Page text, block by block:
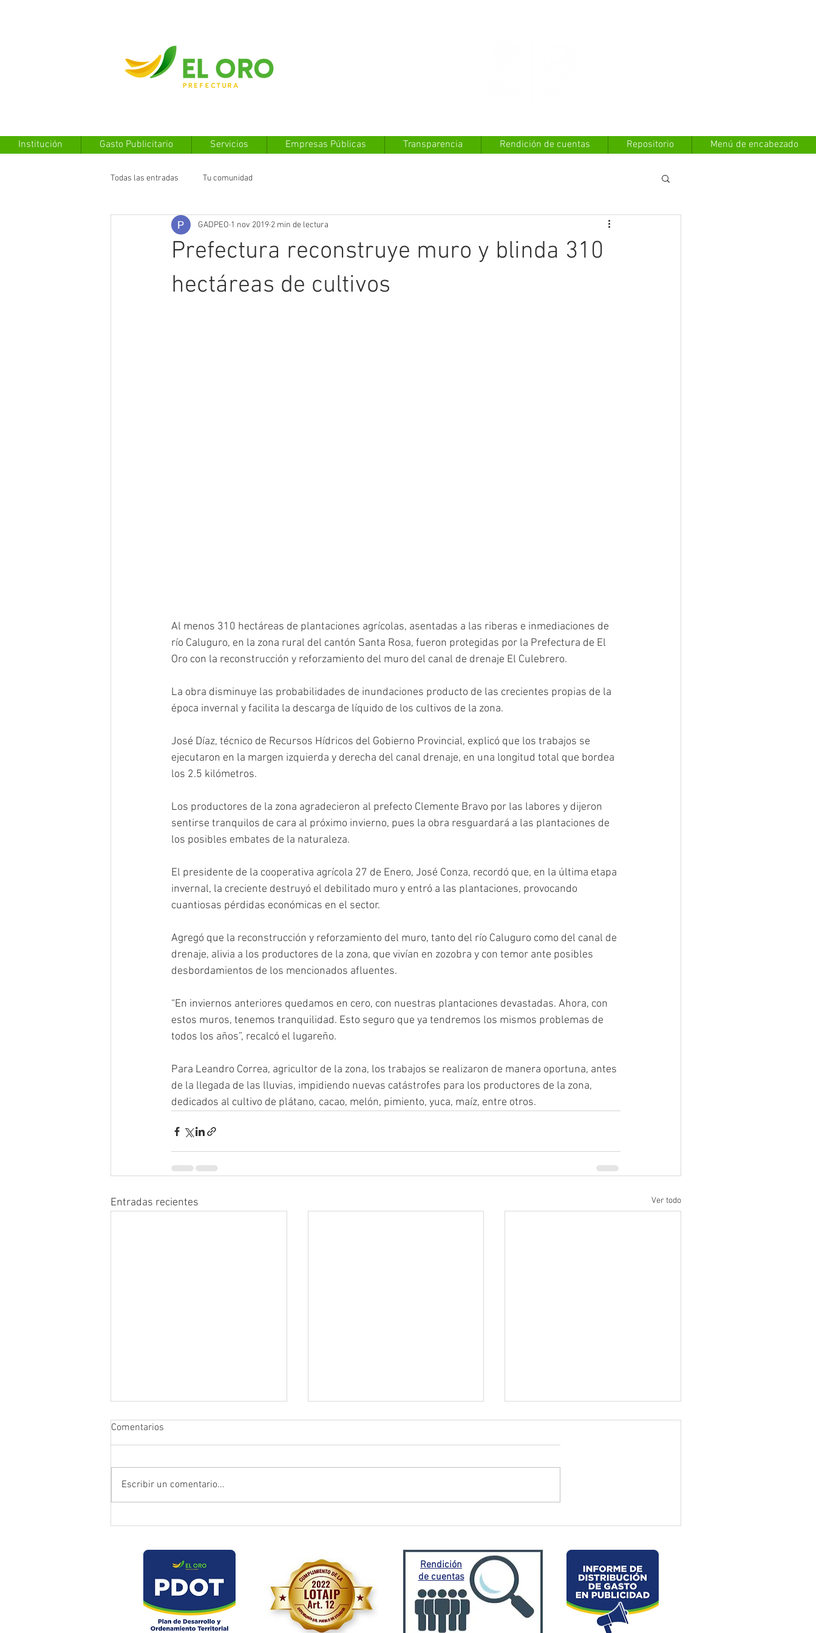
Institución Gasto Publicitario Servicios Empresas Públicas Transparencia Rendición de cuentas Repositorio Menú de encabezado
Todas las entradas Tu comunidad
Prefectura reconstruye muro y blinda 310
hectáreas de cultivos
GADPEO 1 nov 2019 2 min de lectura
Al menos 310 hectáreas de plantaciones agrícolas, asentadas a las riberas e inmediaciones de
río Caluguro, en la zona rural del cantón Santa Rosa, fueron protegidas por la Prefectura de El
Oro con la reconstrucción y reforzamiento del muro del canal de drenaje El Culebrero.
La obra disminuye las probabilidades de inundaciones producto de las crecientes propias de la
época invernal y facilita la descarga de líquido de los cultivos de la zona.
José Díaz, técnico de Recursos Hídricos del Gobierno Provincial, explicó que los trabajos se
ejecutaron en la margen izquierda y derecha del canal drenaje, en una longitud total que bordea
los 2.5 kilómetros.
Los productores de la zona agradecieron al prefecto Clemente Bravo por las labores y dijeron
sentirse tranquilos de cara al próximo invierno, pues la obra resguardará a las plantaciones de
los posibles embates de la naturaleza.
El presidente de la cooperativa agrícola 27 de Enero, José Conza, recordó que, en la última etapa
invernal, la creciente destruyó el debilitado muro y entró a las plantaciones, provocando
cuantiosas pérdidas económicas en el sector.
Agregó que la reconstrucción y reforzamiento del muro, tanto del río Caluguro como del canal de
drenaje, alivia a los productores de la zona, que vivían en zozobra y con temor ante posibles
desbordamientos de los mencionados afluentes.
“En inviernos anteriores quedamos en cero, con nuestras plantaciones devastadas. Ahora, con
estos muros, tenemos tranquilidad. Esto seguro que ya tendremos los mismos problemas de
todos los años”, recalcó el lugareño.
Para Leandro Correa, agricultor de la zona, los trabajos se realizaron de manera oportuna, antes
de la llegada de las lluvias, impidiendo nuevas catástrofes para los productores de la zona,
dedicados al cultivo de plátano, cacao, melón, pimiento, yuca, maíz, entre otros.
Entradas recientes Ver todo
Comentarios
Escribir un comentario...
Rendición
de cuentas